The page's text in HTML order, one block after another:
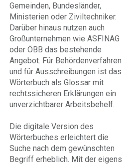
Gemeinden, Bundesländer,
Ministerien oder Ziviltechniker.
Darüber hinaus nutzen auch
Großunternehmen wie ASFINAG
oder ÖBB das bestehende
Angebot. Für Behördenverfahren
und für Ausschreibungen ist das
Wörterbuch als Glossar mit
rechtssicheren Erklärungen ein
unverzichtbarer Arbeitsbehelf.
Die digitale Version des
Wörterbuches erleichtert die
Suche nach dem gewünschten
Begriff erheblich. Mit der eigens